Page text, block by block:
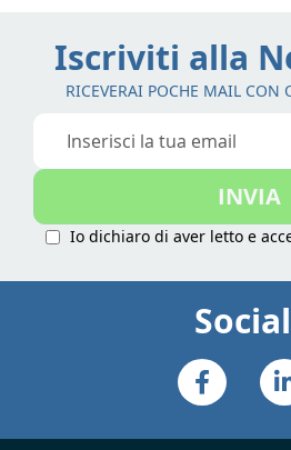
Iscriviti alla
RICEVERAI POCHE MAIL CON
Iscriviti
nostra
INVIA
Io dichiaro di aver letto e
Social